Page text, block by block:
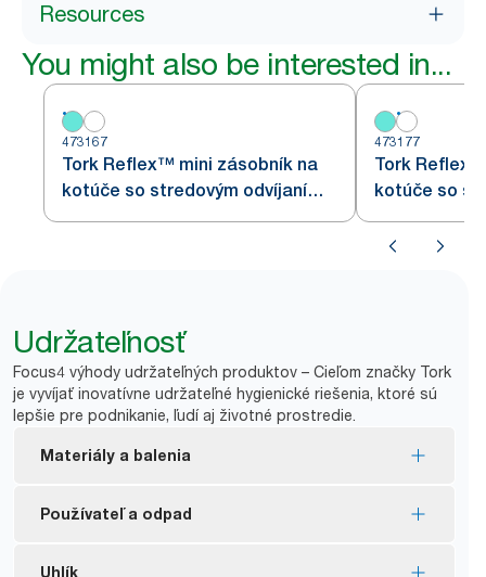
Resources
You might also be interested in...
473167
Tork Reflex™ mini zásobník na
kotúče so stredovým odvíjaním,
biely a tyrkysový M3
473177
Tork
kotúče so
biely M3
Udržateľnosť
Focus4 výhody udržateľných produktov – Cieľom značky Tork
je vyvíjať inovatívne udržateľné hygienické riešenia, ktoré sú
lepšie pre podnikanie, ľudí aj životné prostredie.
Materiály a balenia
Označenie FSC® – vyrobené z vláken zo
Väčšina produktov ponuky je certifikovaných EU
Používateľ a odpad
Vydávanie po útržku pre kontrolovanú spotrebu
Uhlík